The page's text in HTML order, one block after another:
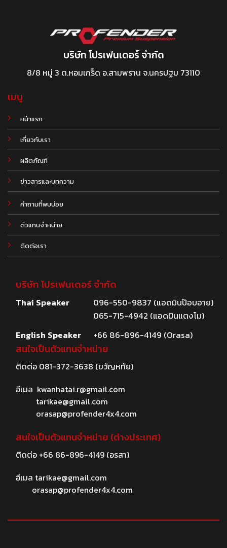
บริษัท โปรเฟนเดอร์ จำกัด
8/8 หมู่ 3 ต.หอมเกร็ด อ.สามพราน จ.นครปฐม 73110
เมนู
หน้าแรก
เกี่ยวกับเรา
ผลิตภัณฑ์
ข่าวสารและบทความ
.
คำถามที่พบบ่อย
ตัวแทนจำหน่าย
ติดต่อเรา
บริษัท โปรเฟนเดอร์ จำกัด
Thai Speaker
096-550-9837 (แอดมินป๊อบอาย)
065-715-4942 (แอดมินแตงโม)
English Speaker
+66 86-896-4149 (Orasa)
สนใจเป็นตัวแทนจำหน่าย
ติดต่อ 081-372-3638 (ขวัญหทัย)
อีเมล kwanhatai.r@gmail.com
tarikae@gmail.com
orasap@profender4x4.com
สนใจเป็นตัวแทนจำหน่าย (ต่างประเทศ)
ติดต่อ +66 86-896-4149(อรสา)
อีเมล tarikae@gmail.com
orasap@profender4x4.com